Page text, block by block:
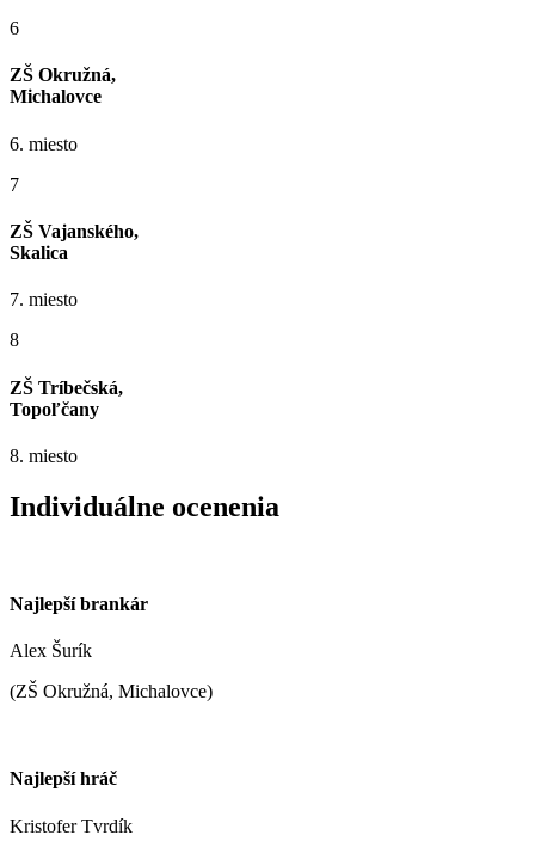
6
ZŠ Okružná,
Michalovce
6. miesto
7
ZŠ Vajanského,
Skalica
7. miesto
8
ZŠ Tríbečská,
Topoľčany
8. miesto
Individuálne ocenenia
Najlepší brankár
Alex Šurík
(ZŠ Okružná, Michalovce)
Najlepší hráč
Kristofer Tvrdík